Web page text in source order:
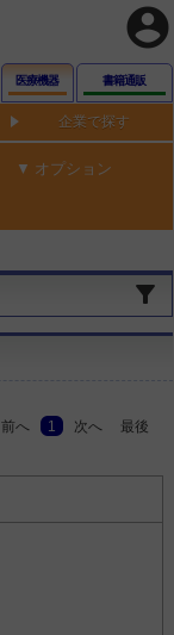
account_circle
医療機器 書籍通販
企業で探す
オプション
前へ 1 次へ 最後